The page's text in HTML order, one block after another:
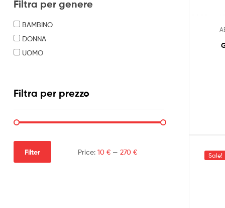
Sale!
Filtra per genere
BAMBINO
DONNA
UOMO
Filtra per prezzo
Filter Price:10 € —270 €